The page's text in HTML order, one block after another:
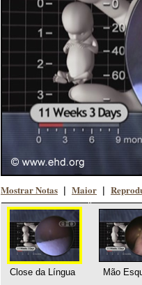
Mostrar Notas | Maior |
Close da Língua Mão